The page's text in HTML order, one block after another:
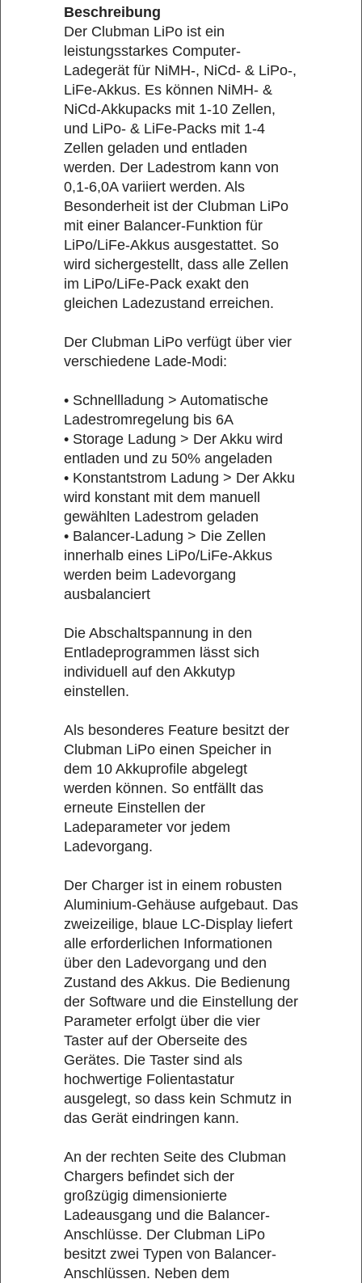
Beschreibung
Der Clubman LiPo ist ein
leistungsstarkes Computer-
Ladegerät für NiMH-, NiCd- & LiPo-,
LiFe-Akkus. Es können NiMH- &
NiCd-Akkupacks mit 1-10 Zellen,
und LiPo- & LiFe-Packs mit 1-4
Zellen geladen und entladen
werden. Der Ladestrom kann von
0,1-6,0A variiert werden. Als
Besonderheit ist der Clubman LiPo
mit einer Balancer-Funktion für
LiPo/LiFe-Akkus ausgestattet. So
wird sichergestellt, dass alle Zellen
im LiPo/LiFe-Pack exakt den
gleichen Ladezustand erreichen.
Der Clubman LiPo verfügt über vier
verschiedene Lade-Modi:
• Schnellladung > Automatische
Ladestromregelung bis 6A
• Storage Ladung > Der Akku wird
entladen und zu 50% angeladen
• Konstantstrom Ladung > Der Akku
wird konstant mit dem manuell
gewählten Ladestrom geladen
• Balancer-Ladung > Die Zellen
innerhalb eines LiPo/LiFe-Akkus
werden beim Ladevorgang
ausbalanciert
Die Abschaltspannung in den
Entladeprogrammen lässt sich
individuell auf den Akkutyp
einstellen.
Als besonderes Feature besitzt der
Clubman LiPo einen Speicher in
dem 10 Akkuprofile abgelegt
werden können. So entfällt das
erneute Einstellen der
Ladeparameter vor jedem
Ladevorgang.
Der Charger ist in einem robusten
Aluminium-Gehäuse aufgebaut. Das
zweizeilige, blaue LC-Display liefert
alle erforderlichen Informationen
über den Ladevorgang und den
Zustand des Akkus. Die Bedienung
der Software und die Einstellung der
Parameter erfolgt über die vier
Taster auf der Oberseite des
Gerätes. Die Taster sind als
hochwertige Folientastatur
ausgelegt, so dass kein Schmutz in
das Gerät eindringen kann.
An der rechten Seite des Clubman
Chargers befindet sich der
großzügig dimensionierte
Ladeausgang und die Balancer-
Anschlüsse. Der Clubman LiPo
besitzt zwei Typen von Balancer-
Anschlüssen. Neben dem